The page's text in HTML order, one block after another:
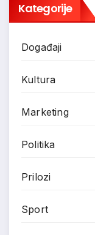
Kategorije
Događaji
Kultura
Marketing
Politika
Prilozi
Sport